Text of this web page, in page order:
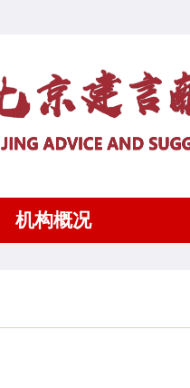
机构概况